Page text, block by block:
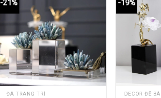
-21%
ĐÁ TRANG TRÍ
-19%
DECOR ĐỂ